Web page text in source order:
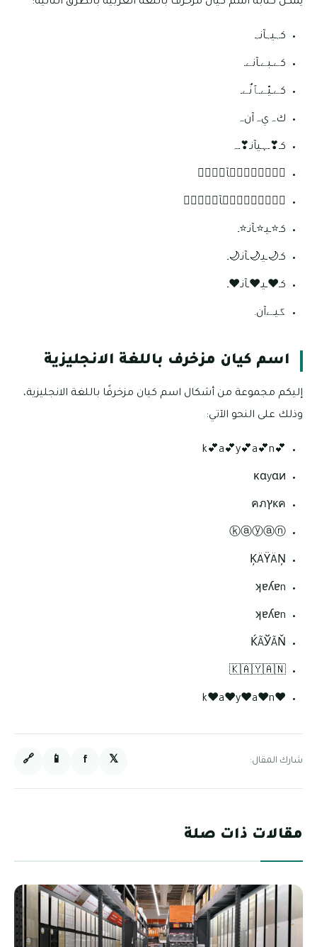
يمكن كتابة أسم كيان مزخرف باللغة العربية بالطرق التالية:
كـ,ـيـ,ـآنـ,ـ
كےـبےـآنےـ
كےـيّےـٱنٌےـ
كﮧيﮧآنﮧ
كـ❣ـہيآنـ❣ـہ
كۣۗہيۣۗہآنۣۗہ
كۣۗـۙيۣۗہآنۣۗـۙ
كـ⭐️ـيـ⭐️ـآنـ⭐️ـ
كـ🌙ـيـ🌙ـآنـ🌙ـ
كـ❤ـيـ❤ـآنـ❤ـ
گيـﮯآن.
اسم كيان مزخرف باللغة الانجليزية
إليكم مجموعة من أشكال اسم كيان مزخرفًا باللغة الانجليزية،
وذلك على النحو الآتي:
💕k💕a💕y💕a💕n
ĸαyαи
кคץคภ
ⓚⓐⓨⓐⓝ
ĶÄŸÄŅ
ʞɐʎɐn
ʞɐʎɐn
ЌÃЎÃŇ
‌🇰‌🇦‌🇾‌🇦‌🇳
❤k❤a❤y❤a❤n
شارك المقال: 𝕏
f
📱
🔗
مقالات ذات صلة